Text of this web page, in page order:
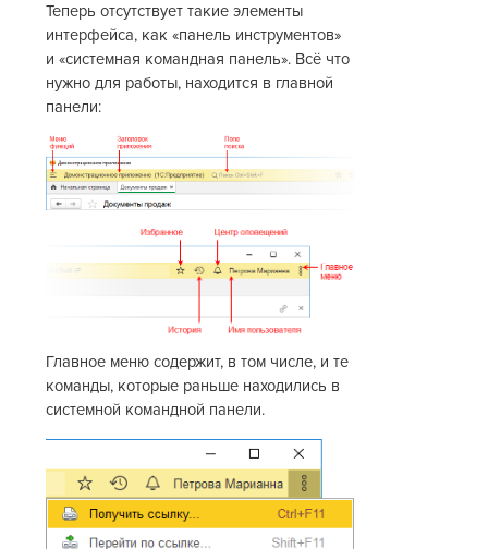
Теперь отсутствует такие элементы
интерфейса, как «панель инструментов»
и «системная командная панель». Всё что
нужно для работы, находится в главной
панели:
Главное меню содержит, в том числе, и те
команды, которые раньше находились в
системной командной панели.